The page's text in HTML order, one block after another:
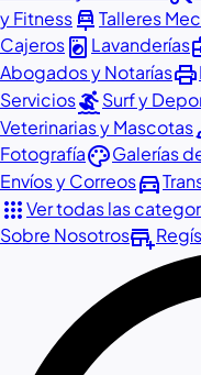
y Fitnesscar_repairTalleres
Cajeroslocal_laundry_service Lavanderías
Abogados y Notaríasprint
ServiciossurfingSurf y
Veterinarias y Mascotas
FotografíapaletteGalerías
Envíos y Correosdirections_car
appsVer todas las
Sobre Nosotrosadd_business